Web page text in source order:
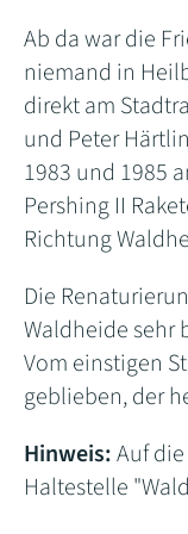
Ab da war die
niemand in
direkt am
und Peter
1983 und 1985
Pershing II
Richtung
Die
Waldheide sehr
Vom einstigen
geblieben, der
Hinweis:Auf
Haltestelle